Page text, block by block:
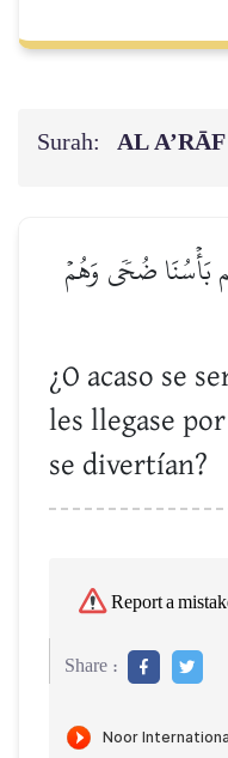
Surah: AL A’RĀF
بَأۡسُنَا ضُحٗى وَهُمۡ
¿O acaso se
les llegase
se divertían?
Report a
Share :